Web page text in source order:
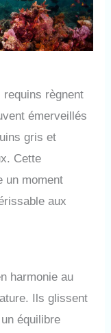
règnent
émerveillés
gris et
Cette
un moment
aux
harmonie au
Ils glissent
équilibre